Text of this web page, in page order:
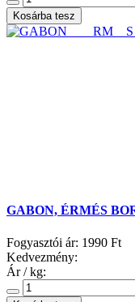
GABON, ÉRMÉS
Fogyasztói ár: 1990 Ft
Kedvezmény:
Ár / kg: